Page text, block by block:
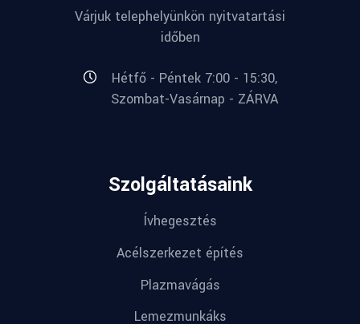
Várjuk telephelyünkön nyitvatartási
időben
Hétfő - Péntek 7:00 - 15:30,
Szombat-Vasárnap - ZÁRVA
Szolgáltatásaink
Ívhegesztés
Acélszerkezet építés
Plazmavágás
Lemezmunkáks